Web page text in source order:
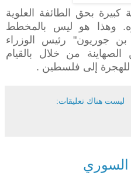
بحق الطائفة العلوية
وهذا هو ليس بالمخطط
جوريون" رئيس الوزراء
من خلال بالقيام
للهجرة إلى فلسطين .
ليست هناك تعليقات:
السوري